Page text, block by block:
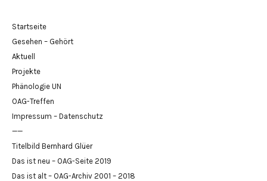
Startseite
Gesehen – Gehört
Aktuell
Projekte
Phänologie UN
OAG-Treffen
Impressum – Datenschutz
——
Titelbild Bernhard Glüer
Das ist neu – OAG-Seite 2019
Das ist alt – OAG-Archiv 2001 – 2018